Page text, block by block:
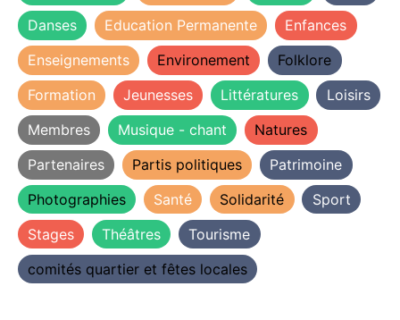
Danses
Education Permanente
Enfances
Enseignements
Environement
Folklore
Formation
Jeunesses Littératures
Loisirs
Membres
Musique - chant
Natures
Partenaires
Partis politiques
Patrimoine
Photographies
Santé Solidarité
Sport
Stages
Théâtres
Tourisme
comités quartier et fêtes locales